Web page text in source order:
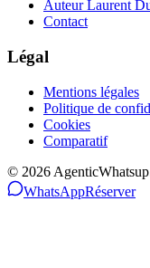
Auteur Laurent
Contact
Légal
Mentions légales
Politique de
Cookies
Comparatif
© 2026
WhatsAppRéserver